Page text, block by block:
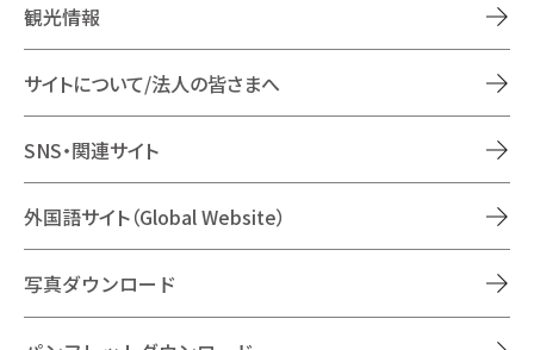
観光情報
サイトについて/法人の皆さまへ
SNS・関連サイト
外国語サイト（Global Website）
写真ダウンロード